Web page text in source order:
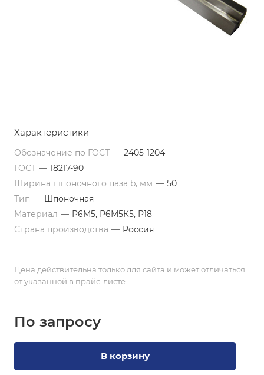
Характеристики
Обозначение по ГОСТ — 2405-1204
ГОСТ — 18217-90
Ширина шпоночного паза b, мм — 50
Тип — Шпоночная
Материал — Р6М5, Р6М5К5, Р18
Страна производства — Россия
Цена действительна только для сайта и может отличаться
от указанной в прайс-листе
По запросу
В корзину